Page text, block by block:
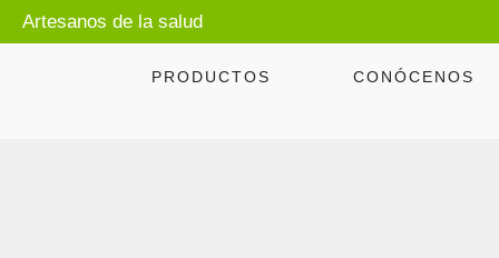
Artesanos de la salud
PRODUCTOS CONÓCENOS